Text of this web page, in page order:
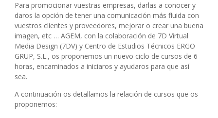
Para promocionar vuestras empresas, darlas a conocer y
daros la opción de tener una comunicación más fluida con
vuestros clientes y proveedores, mejorar o crear una buena
imagen, etc … AGEM, con la colaboración de 7D Virtual
Media Design (7DV) y Centro de Estudios Técnicos ERGO
GRUP, S.L., os proponemos un nuevo ciclo de cursos de 6
horas, encaminados a iniciaros y ayudaros para que así
sea.
A continuación os detallamos la relación de cursos que os
proponemos: